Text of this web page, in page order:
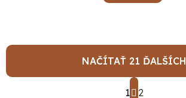
NAČÍTAŤ 21 ĎALŠÍCH
S
t
1 2